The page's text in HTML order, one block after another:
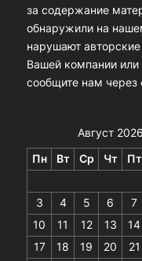
за содержание
обнаружили на
нарушают
Вашей компании или
сообщите нам через
Август 2026
Пн Вт Ср Чт Пт
3
4 5 6 7
10
11 12 13 14
17
18 19 20 21